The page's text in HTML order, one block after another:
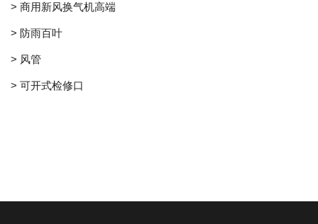
> 商用新风换气机高端
> 防雨百叶
> 风管
> 可开式检修口